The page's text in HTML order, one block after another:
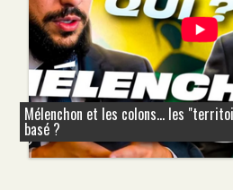
Mélenchon et les colons... les
basé ?